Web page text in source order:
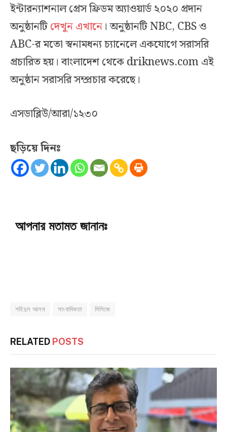
ইন্টারন্যাশনাল প্রেস ফ্রিডম অ্যাওয়ার্ড ২০২০ প্রদান
অনুষ্ঠানটিদেখুন এখানে। অনুষ্ঠানটি NBC, CBS ও
ABC-র মতো স্বনামধন্য চ্যানেলে একযোগে সরাসরি
প্রচারিত হয়। বাংলাদেশ থেকে driknews.com এই
অনুষ্ঠান সরাসরি সম্প্রচার করেছে।
এসডাব্লিউ/আরা/১২৩০
ছড়িয়ে দিনঃ
আপনার মতামত জানানঃ
শহিদুল আলম সাংবাদিকতা সিপিজে
RELATED POSTS